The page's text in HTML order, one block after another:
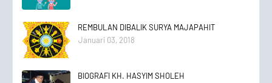
REMBULAN DIBALIK SURYA MAJAPAHIT
Januari 03, 2018
BIOGRAFI KH. HASYIM SHOLEH